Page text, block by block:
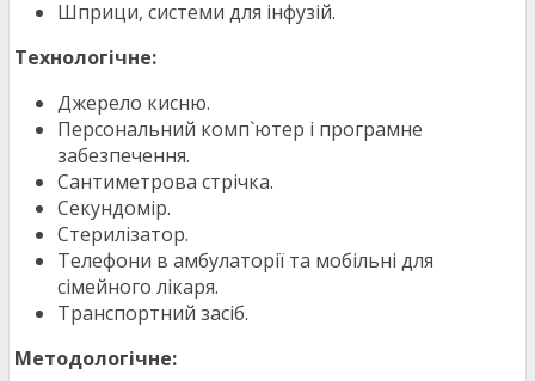
Шприци, системи для інфузій.
Технологічне:
Джерело кисню.
Персональний комп`ютер і програмне
забезпечення.
Сантиметрова стрічка.
Секундомір.
Стерилізатор.
Телефони в амбулаторії та мобільні для
сімейного лікаря.
Транспортний засіб.
Методологічне: